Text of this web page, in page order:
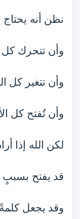
نظن أنه
وأن تتحرك كل
وأن تتغير كل
وأن تُفتح كل
لكن الله إذا
قد يفتح بسببٍ
وقد يجعل